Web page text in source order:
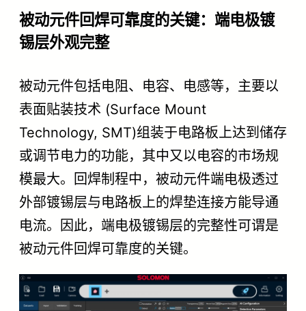
被动元件回焊可靠度的关键：端电极镀
锡层外观完整
被动元件包括电阻、电容、电感等，主要以
表面贴装技术 (Surface Mount
Technology, SMT)组装于电路板上达到储存
或调节电力的功能，其中又以电容的市场规
模最大。回焊制程中，被动元件端电极透过
外部镀锡层与电路板上的焊垫连接方能导通
电流。因此，端电极镀锡层的完整性可谓是
被动元件回焊可靠度的关键。